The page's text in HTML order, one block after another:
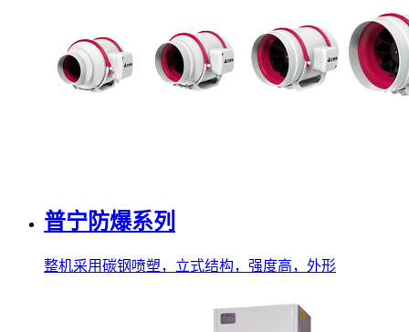
普宁防爆系列
整机采用碳钢喷塑，立式结构，强度高，外形